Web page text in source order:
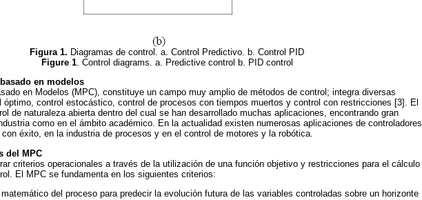
Figura 1. Diagramas de control. a. Control Predictivo. b. Control PID
Figure 1. Control diagrams. a. Predictive control b. PID control
en modelos
en Modelos (MPC), constituye un campo muy amplio de métodos de control; integra diversas
óptimo, control estocástico, control de procesos con tiempos muertos y control con restricciones [3]. El
de naturaleza abierta dentro del cual se han desarrollado muchas aplicaciones, encontrando gran
como en el ámbito académico. En la actualidad existen numerosas aplicaciones de controladores
éxito, en la industria de procesos y en el control de motores y la robótica.
del MPC
criterios operacionales a través de la utilización de una función objetivo y restricciones para el cálculo
El MPC se fundamenta en los siguientes criterios:
del proceso para predecir la evolución futura de las variables controladas sobre un horizonte